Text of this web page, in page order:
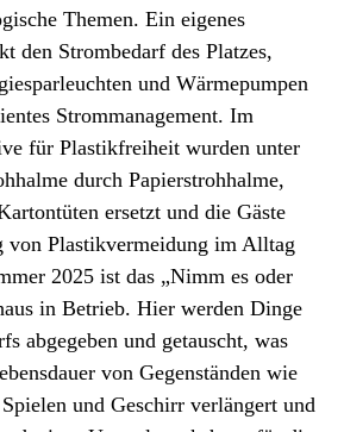
Themen. Ein eigenes
den Strombedarf des Platzes,
und Wärmepumpen
Strommanagement. Im
für Plastikfreiheit wurden unter
durch Papierstrohhalme,
ersetzt und die Gäste
von Plastikvermeidung im Alltag
2025 ist das „Nimm es oder
in Betrieb. Hier werden Dinge
abgegeben und getauscht, was
von Gegenständen wie
und Geschirr verlängert und